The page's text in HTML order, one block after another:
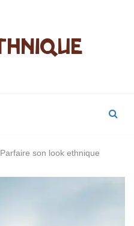
bijoux,
Parfaire son look ethnique